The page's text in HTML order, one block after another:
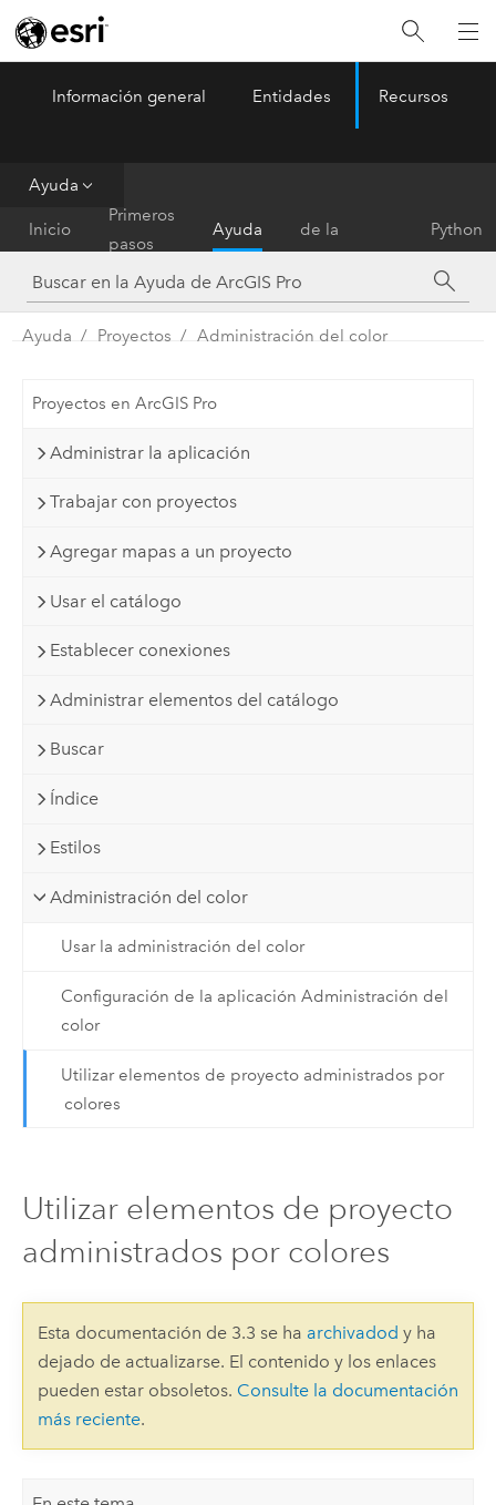
ArcGIS Pro Menu
Información general Entidades Recursos
Ayuda
Inicio
Primeros
pasos
Ayuda
de la
herramienta
Python
Ayuda Proyectos Administración del color
Proyectos en ArcGIS Pro
Administrar la aplicación
Trabajar con proyectos
Agregar mapas a un proyecto
Usar el catálogo
Establecer conexiones
Administrar elementos del catálogo
Buscar
Índice
Estilos
Administración del color
Usar la administración del color
Configuración de la aplicación Administración del
color
Utilizar elementos de proyecto administrados por
colores
Utilizar elementos de proyecto
administrados por colores
Esta documentación de 3.3 se ha archivadod y ha
dejado de actualizarse. El contenido y los enlaces
pueden estar obsoletos. Consulte la documentación
más reciente.